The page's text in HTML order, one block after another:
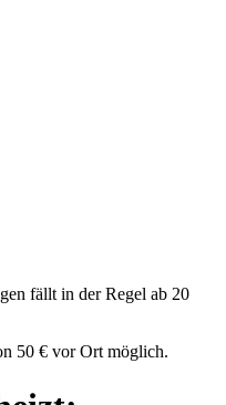
fällt in der Regel ab 20
50 € vor Ort möglich.